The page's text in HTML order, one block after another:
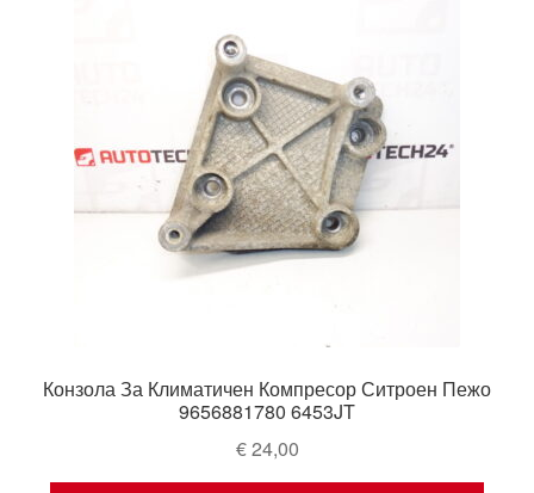
Конзола За Климатичен Компресор Ситроен Пежо
9656881780 6453JT
€24,00